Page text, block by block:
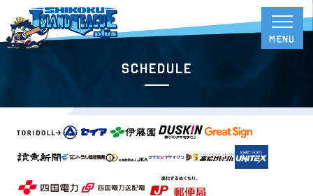
Schedule